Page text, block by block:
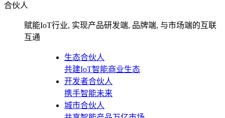
合伙人
赋能IoT行业, 实现产品研发端, 品牌端, 与市场端的互联
互通
生态合伙人
共建IoT智能商业生态
开发者合伙人
携手智能未来
城市合伙人